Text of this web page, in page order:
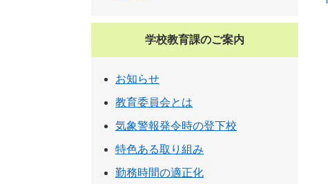
学校教育課のご案内
お知らせ
教育委員会とは
気象警報発令時の登下校
特色ある取り組み
勤務時間の適正化